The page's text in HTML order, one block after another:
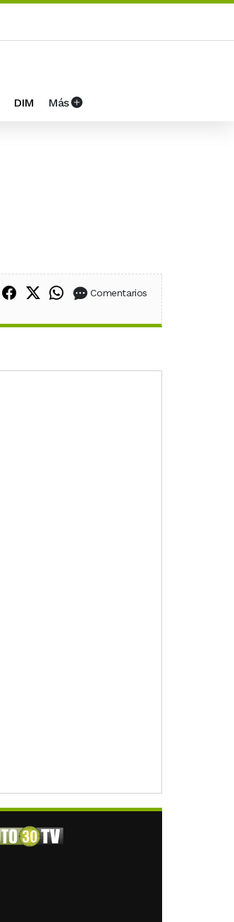
DIM Más
Compartir en Facebook
Compartir en X (Twitter)
Compartir en WhatsApp
Comentarios